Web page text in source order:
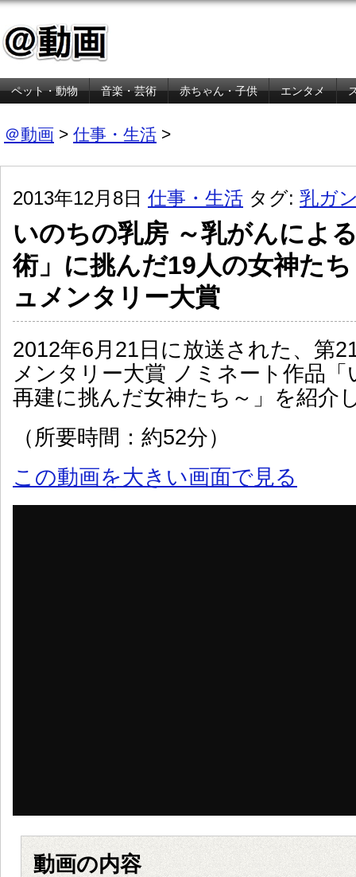
ペット・動物 音楽・芸術 赤ちゃん・子供 エンタメ
＠動画 > 仕事・生活 >
2013年12月8日 仕事・生活 タグ: 乳ガ
いのちの乳房 ～乳がんによ
術」に挑んだ19人の女神た
ュメンタリー大賞
2012年6月21日に放送された、第
メンタリー大賞 ノミネート作品
再建に挑んだ女神たち～」を紹介
（所要時間：約52分）
この動画を大きい画面で見る
動画の内容